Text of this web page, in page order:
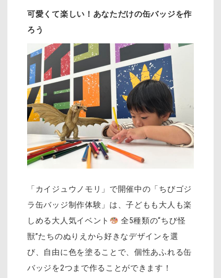
可愛くて楽しい！あなただけの缶バッジを作
ろう
「カイジュウノモリ」で開催中の「ちびゴジ
ラ缶バッジ制作体験」は、子どもも大人も楽
しめる大人気イベント
全5種類の“ちび怪
獣”たちのぬりえから好きなデザインを選
び、自由に色を塗ることで、個性あふれる缶
バッジを2つまで作ることができます！